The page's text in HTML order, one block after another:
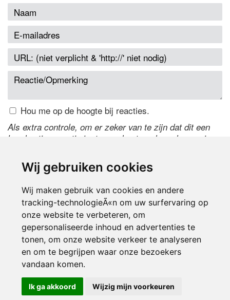
Wij gebruiken cookies
Wij maken gebruik van cookies en andere
tracking-technologieÃ«n om uw surfervaring op
onze website te verbeteren, om
gepersonaliseerde inhoud en advertenties te
tonen, om onze website verkeer te analyseren
en om te begrijpen waar onze bezoekers
vandaan komen.
Ik ga akkoord Wijzig mijn voorkeuren
Hou me op de hoogte bij reacties.
Als extra controle, om er zeker van te zijn dat dit een
handmatige reactie is, typ onderstaande code over in
de code te wijzigen.
© 2000-2026 UFE Media:Managersonline.nl|Brisk magazine
Partners:Autowereld.com